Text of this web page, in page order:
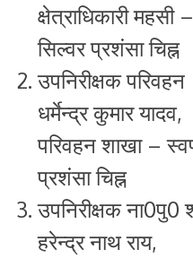
क्षेत्राधिकारी महसी –
सिल्वर प्रशंसा चिह्न
उपनिरीक्षक परिवहन
धर्मेन्द्र कुमार यादव,
परिवहन शाखा –
प्रशंसा चिह्न
उपनिरीक्षक ना0पु0
हरेन्द्र नाथ राय,